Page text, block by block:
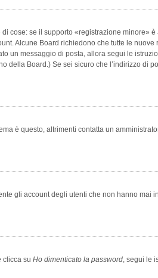
cose: se il supporto «registrazione minore»
Alcune Board richiedono che tutte le
un messaggio di posta, allora segui le
Board.) Se sei sicuro che l’indirizzo di
è questo, altrimenti contatta un
gli account degli utenti che non hanno mai
clicca su Ho dimenticato la password, segui le